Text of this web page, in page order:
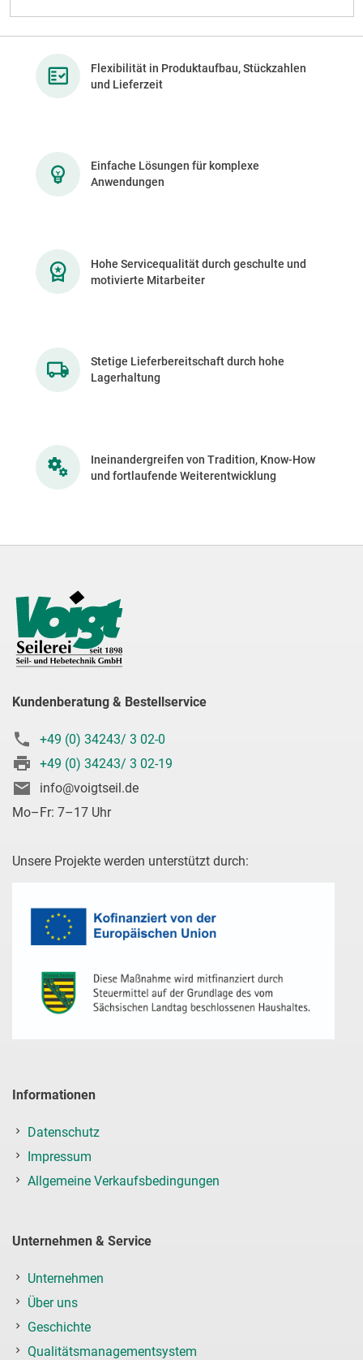
Flexibilität in Produktaufbau, Stückzahlen
und Lieferzeit
Einfache Lösungen für komplexe
Anwendungen
Hohe Servicequalität durch geschulte und
motivierte Mitarbeiter
Stetige Lieferbereitschaft durch hohe
Lagerhaltung
Ineinandergreifen von Tradition, Know-How
und fortlaufende Weiterentwicklung
Kundenberatung & Bestellservice
+49 (0) 34243/ 3 02-0
+49 (0) 34243/ 3 02-19
info@voigtseil.de
Mo–Fr: 7–17 Uhr
Unsere Projekte werden unterstützt durch:
Informationen
Datenschutz
Impressum
Allgemeine Verkaufsbedingungen
Unternehmen & Service
Unternehmen
Über uns
Geschichte
Qualitätsmanagementsystem